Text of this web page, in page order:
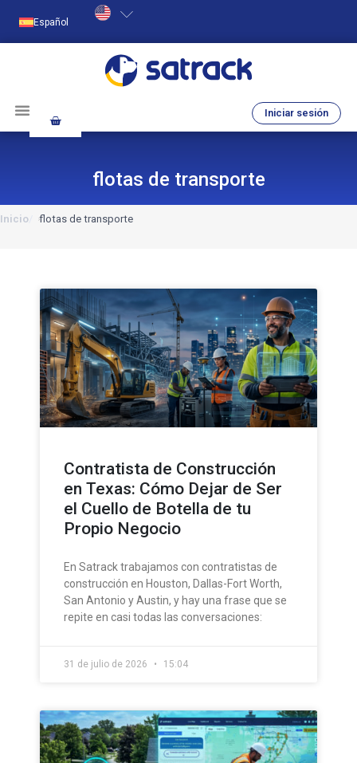
Español
Iniciar sesión
flotas de transporte
Inicio flotas de transporte
Contratista de Construcción
en Texas: Cómo Dejar de Ser
el Cuello de Botella de tu
Propio Negocio
En Satrack trabajamos con contratistas de
construcción en Houston, Dallas-Fort Worth,
San Antonio y Austin, y hay una frase que se
repite en casi todas las conversaciones:
31 de julio de 2026 15:04